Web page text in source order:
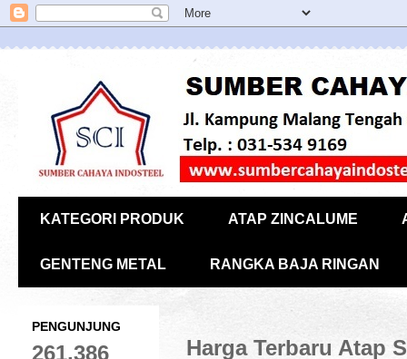
KATEGORI PRODUK ATAP ZINCALUME
GENTENG METAL RANGKA BAJA RINGAN
Harga Terbaru Atap
PENGUNJUNG
261,386